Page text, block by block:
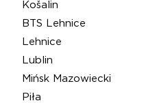
Košalin
BTS Lehnice
Lehnice
Lublin
Mińsk Mazowiecki
Piła